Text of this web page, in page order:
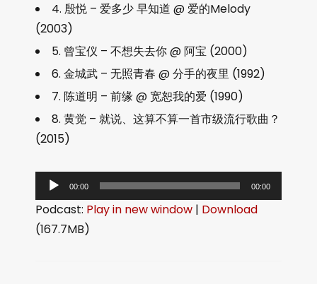
4. 殷悦 – 爱多少 早知道 @ 爱的Melody
(2003)
5. 曾宝仪 – 不想失去你 @ 阿宝 (2000)
6. 金城武 – 无照青春 @ 分手的夜里 (1992)
7. 陈道明 – 前缘 @ 宽恕我的爱 (1990)
8. 黄觉 – 就说、这算不算一首市级流行歌曲？
(2015)
频
播
放
00:00 00:00
Podcast: Play in new window | Download
(167.7MB)